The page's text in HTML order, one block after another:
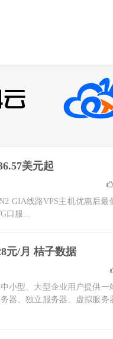
美元起
GIA线路VPS主机优惠后最
口服...
元/月 桔子数据
小型、大型企业用户提供一
器、独立服务器、虚拟服务